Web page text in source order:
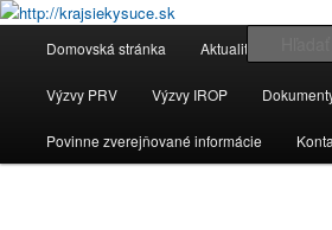
http://
Webová stránka pre miestnu akčnú skupinu
Preskočiť
na
primárny
Domovská stránka Aktuality
Výzvy PRV Výzvy IROP
Povinne zverejňované informácie